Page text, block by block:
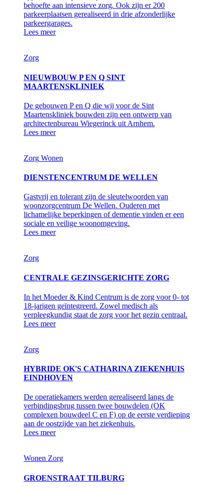
behoefte aan intensieve zorg. Ook zijn er 200
parkeerplaatsen gerealiseerd in drie afzonderlijke
parkeergarages.
Lees meer
Zorg
NIEUWBOUW P EN Q SINT
MAARTENSKLINIEK
De gebouwen P en Q die wij voor de Sint
Maartenskliniek bouwden zijn een ontwerp van
architectenbureau Wiegerinck uit Arnhem.
Lees meer
Zorg Wonen
DIENSTENCENTRUM DE WELLEN
Gastvrij en tolerant zijn de sleutelwoorden van
woonzorgcentrum De Wellen. Ouderen met
lichamelijke beperkingen of dementie vinden er een
sociale en veilige woonomgeving.
Lees meer
Zorg
CENTRALE GEZINSGERICHTE ZORG
In het Moeder & Kind Centrum is de zorg voor 0- tot
18-jarigen geïntegreerd. Zowel medisch als
verpleegkundig staat de zorg voor het gezin centraal.
Lees meer
Zorg
HYBRIDE OK'S CATHARINA ZIEKENHUIS
EINDHOVEN
De operatiekamers werden gerealiseerd langs de
verbindingsbrug tussen twee bouwdelen (OK
complexen bouwdeel C en F) op de eerste verdieping
aan de oostzijde van het ziekenhuis.
Lees meer
Wonen Zorg
GROENSTRAAT TILBURG